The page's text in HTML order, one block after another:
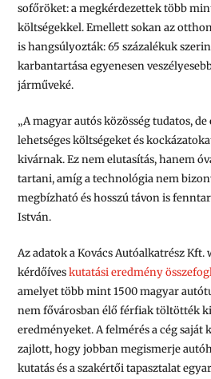
sofőröket: a megkérdezettek több
költségekkel. Emellett sokan az
is hangsúlyozták: 65 százalékuk
karbantartása egyenesen
járműveké.
„A magyar autós közösség tudatos,
lehetséges költségeket és
kivárnak. Ez nem elutasítás, hanem
tartani, amíg a technológia nem
megbízható és hosszú távon is
István.
Az adatok a Kovács Autóalkatrész
kérdőíveskutatási eredmény
amelyet több mint 1500 magyar
nem fővárosban élő férfiak töltötték
eredményeket. A felmérés a cég saját
zajlott, hogy jobban megismerje
kutatás és a szakértői tapasztalat